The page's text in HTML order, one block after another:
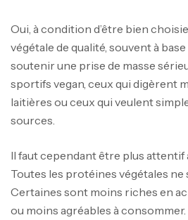
Oui, à condition d’être bien
végétale de qualité, souvent à
soutenir une prise de masse
sportifs vegan, ceux qui digèrent
laitières ou ceux qui veulent
sources.
Il faut cependant être plus attentif
Toutes les protéines végétales ne
Certaines sont moins riches en
ou moins agréables à